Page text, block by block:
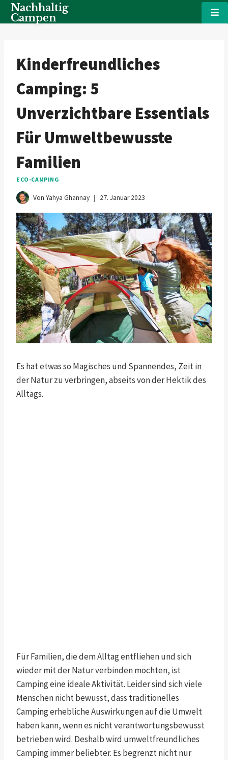
Nachhaltig
Campen
Kinderfreundliches
Camping: 5
Unverzichtbare Essentials
Für Umweltbewusste
Familien
ECO-CAMPING
Von Yahya Ghannay 27. Januar 2023
Es hat etwas so Magisches und Spannendes, Zeit in
der Natur zu verbringen, abseits von der Hektik des
Alltags.
Für Familien, die dem Alltag entfliehen und sich
wieder mit der Natur verbinden möchten, ist
Camping eine ideale Aktivität. Leider sind sich viele
Menschen nicht bewusst, dass traditionelles
Camping erhebliche Auswirkungen auf die Umwelt
haben kann, wenn es nicht verantwortungsbewusst
betrieben wird. Deshalb wird umweltfreundliches
Camping immer beliebter. Es begrenzt nicht nur